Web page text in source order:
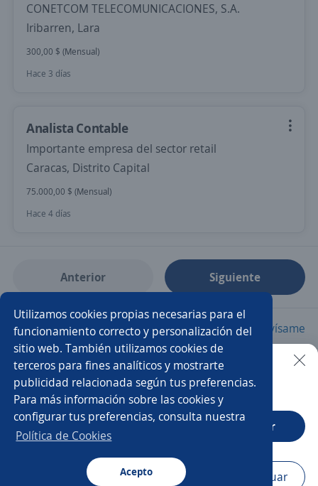
Utilizamos cookies propias necesarias para el
funcionamiento correcto y personalización del
sitio web. También utilizamos cookies de
terceros para fines analíticos y mostrarte
publicidad relacionada según tus preferencias.
Para más información sobre las cookies y
configurar tus preferencias, consulta nuestra
Política de Cookies
Acepto
CONETCOM TELECOMUNICACIONES, S.A.
Iribarren, Lara
300,00 $ (Mensual)
Hace 3 días
Analista Contable
Importante empresa del sector retail
Caracas, Distrito Capital
75.000,00 $ (Mensual)
Hace 4 días
Anterior Siguiente
Nuevas ofertas de empleo Avísame
Empleos similares
Analista contable Analista de cuentas por cobrar
Especialista en cobranza
Analista contable y administrativo
Buscar es más fácil en la app
CT App Abrir
Navegador Continuar